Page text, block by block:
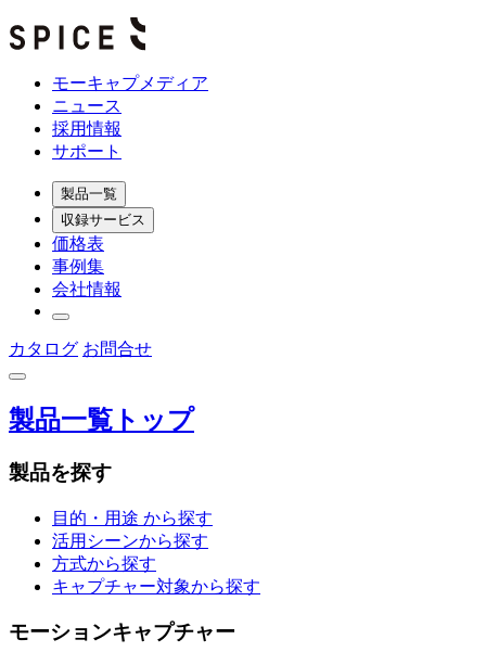
モーキャプメディア
ニュース
採用情報
サポート
製品一覧
収録サービス
価格表
事例集
会社情報
カタログ お問合せ
製品一覧トップ
製品を探す
目的・用途 から探す
活用シーンから探す
方式から探す
キャプチャー対象から探す
モーションキャプチャー